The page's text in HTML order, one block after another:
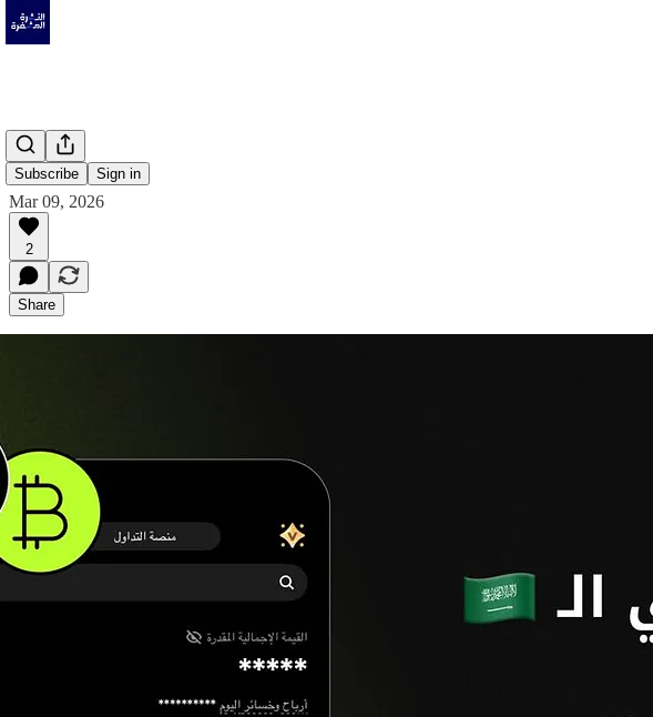
Subscribe Sign in
Mar 09, 2026
2
Share